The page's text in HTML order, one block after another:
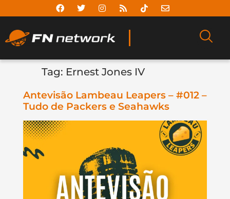
Tag: Ernest Jones IV
Antevisão Lambeau Leapers – #012 –
Tudo de Packers e Seahawks